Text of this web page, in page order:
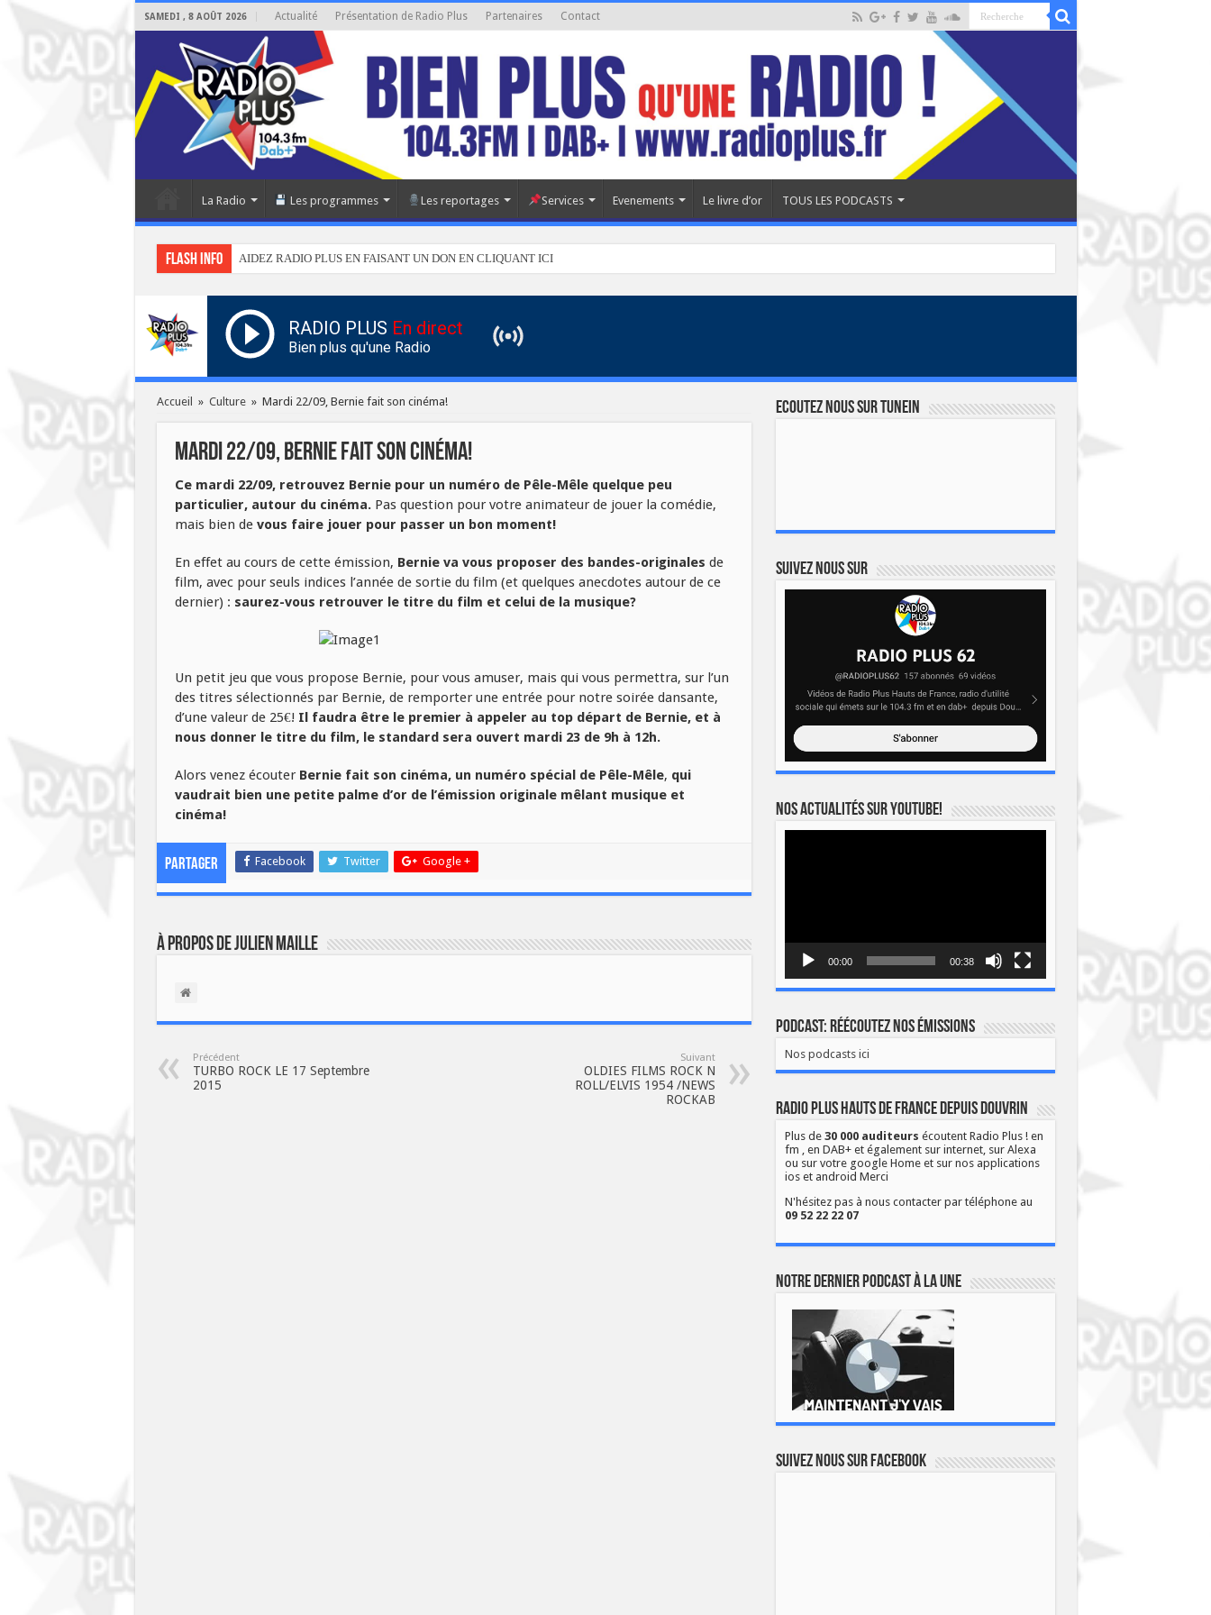
SAMEDI , 8 AOÛT 2026 Actualité Présentation de Radio Plus Partenaires Contact
La Radio Les programmes Les reportages Services Evenements Le livre d’or TOUS LES PODCASTS
Flash info AIDEZ RADIO PLUS EN FAISANT UN DON EN CLIQUANT ICI
RADIO PLUS En direct
Bien plus qu'une Radio
Accueil » Culture » Mardi 22/09, Bernie fait son cinéma!
Mardi 22/09, Bernie fait son cinéma!
Ce mardi 22/09, retrouvez Bernie pour un numéro de Pêle-Mêle quelque peu
particulier, autour du cinéma.Pas question pour votre animateur de jouer la comédie,
mais bien de vous faire jouer pour passer un bon moment!
En effet au cours de cette émission, Bernie va vous proposer des bandes-originales de
film, avec pour seuls indices l’année de sortie du film (et quelques anecdotes autour de ce
dernier) : saurez-vous retrouver le titre du film et celui de la musique?
Un petit jeu que vous propose Bernie, pour vous amuser, mais qui vous permettra, sur l’un
des titres sélectionnés par Bernie, de remporter une entrée pour notre soirée dansante,
d’une valeur de 25€! Il faudra être le premier à appeler au top départ de Bernie, et à
nous donner le titre du film, le standard sera ouvert mardi 23 de 9h à 12h.
Alors venez écouter Bernie fait son cinéma, un numéro spécial de Pêle-Mêle, qui
vaudrait bien une petite palme d’or de l’émission originale mêlant musique et
cinéma!
Partager Facebook Twitter Google +
À propos de Julien Maille
Précédent
TURBO ROCK LE 17 Septembre
2015
Suivant
OLDIES FILMS ROCK N
ROLL/ELVIS 1954 /NEWS
ROCKAB
Ecoutez nous sur TuneIn
Suivez nous sur
Nos actualités sur YOUTUBE!
00:00 00:38
Podcast: Réécoutez nos émissions
Nos podcasts ici
Radio Plus Hauts de France depuis Douvrin
Plus de 30 000 auditeurs écoutent Radio Plus ! en
fm , en DAB+ et également sur internet, sur Alexa
ou sur votre google Home et sur nos applications
ios et android Merci
N'hésitez pas à nous contacter par téléphone au
09 52 22 22 07
Notre dernier podcast à la une
Suivez nous sur Facebook